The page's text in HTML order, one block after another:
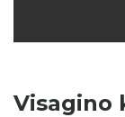
Visagino